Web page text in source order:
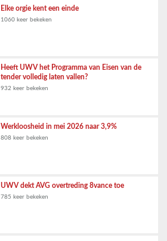
Elke orgie kent een einde
1060 keer bekeken
Heeft UWV het Programma van Eisen van de
tender volledig laten vallen?
932 keer bekeken
Werkloosheid in mei 2026 naar 3,9%
808 keer bekeken
UWV dekt AVG overtreding 8vance toe
785 keer bekeken